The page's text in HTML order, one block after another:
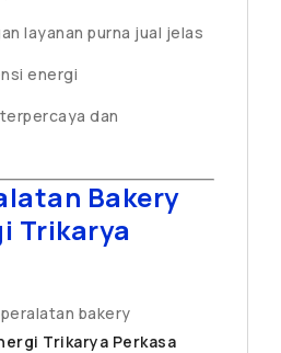
layanan purna jual jelas
energi
dan
Bakery
Trikarya
bakery
Trikarya Perkasa